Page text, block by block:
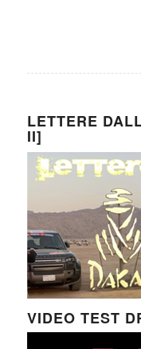
LETTERE
II]
VIDEO TEST